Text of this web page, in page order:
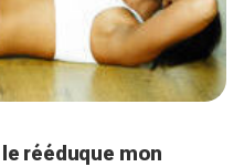
rééduque mon